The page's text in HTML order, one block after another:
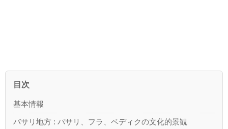
目次
基本情報
バサリ地方 : バサリ、フラ、ベディクの文化的景観